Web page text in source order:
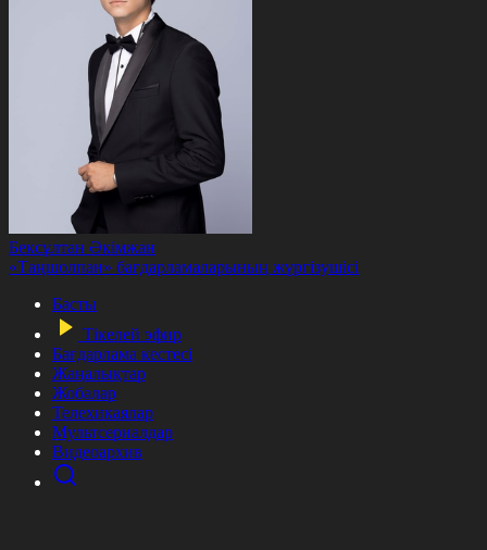
Бексұлтан Әкімжан
«Таңшолпан» бағдарламаларының жүргізушісі
Басты
Тікелей эфир
Бағдарлама кестесі
Жаңалықтар
Жобалар
Телехикаялар
Мультсериалдар
Видеоархив